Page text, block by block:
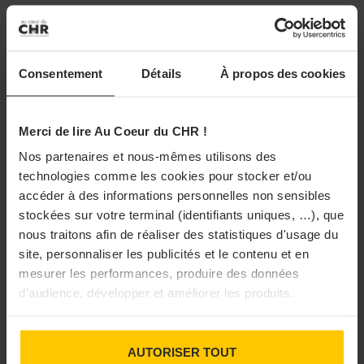
Consentement Détails À propos des cookies
Merci de lire Au Coeur du CHR !
Nos partenaires et nous-mêmes utilisons des
technologies comme les cookies pour stocker et/ou
accéder à des informations personnelles non sensibles
stockées sur votre terminal (identifiants uniques, …), que
nous traitons afin de réaliser des statistiques d'usage du
site, personnaliser les publicités et le contenu et en
mesurer les performances, produire des données
d’audience, développer et améliorer les produits.
AUTORISER TOUT